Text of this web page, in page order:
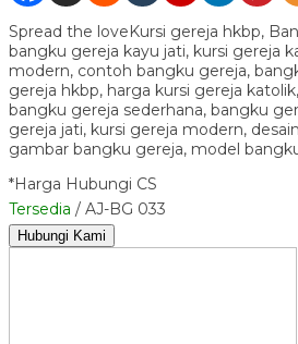
Spread the loveKursi gereja hkbp,
bangku gereja kayu jati, kursi gereja
modern, contoh bangku gereja,
gereja hkbp, harga kursi gereja
bangku gereja sederhana, bangku
gereja jati, kursi gereja modern,
gambar bangku gereja, model
*Harga Hubungi CS
Tersedia / AJ-BG 033
Hubungi Kami